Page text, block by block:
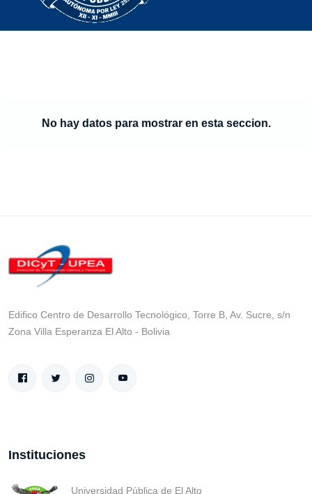
No hay datos para mostrar en esta seccion.
Edifico Centro de Desarrollo Tecnológico, Torre B, Av. Sucre, s/n
Zona Villa Esperanza El Alto - Bolivia
Instituciones
Universidad Pública de El Alto